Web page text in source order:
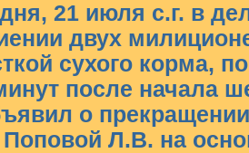
21 июля с.г. в
двух
сухого корма,
после начала
о
Поповой Л.В. на